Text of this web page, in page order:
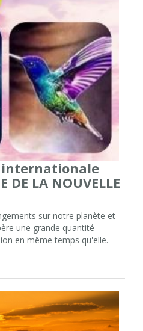
internationale
DE LA NOUVELLE
sur notre planète et
une grande quantité
en même temps qu'elle.